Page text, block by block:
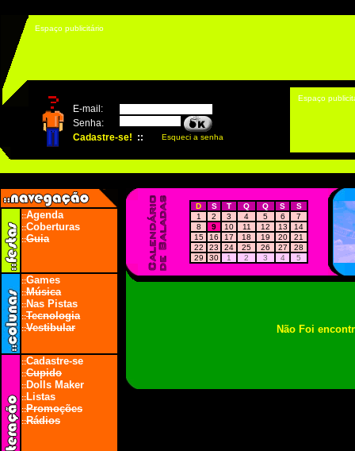
Espaço publicitário
Espaço
::Agenda
::Coberturas
::Guia
::Games
::Música
::Nas Pistas
::Tecnologia
::Vestibular
::Cadastre-se
::Cupido
::Dolls Maker
::Listas
::Promoções
::Rádios
Não Foi
D S T Q Q S
S
1
2 3 4 5 6
7
8
9 10 11 12 13
14
15
16 17 18 19 20
21
22
23 24 25 26 27
28
29
30 1 2 3 4 5